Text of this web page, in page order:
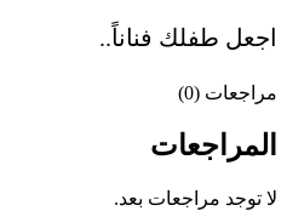
اجعل طفلك فناناً..
مراجعات (0)
المراجعات
لا توجد مراجعات بعد.